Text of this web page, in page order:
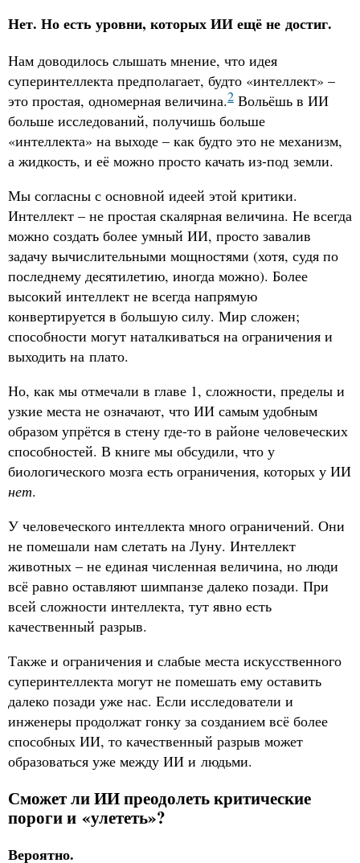
Нет. Но есть уровни, которых ИИ ещё не достиг.
Нам доводилось слышать мнение, что идея
суперинтеллекта предполагает, будто «интеллект» –
это простая, одномерная величина.2 Вольёшь в ИИ
больше исследований, получишь больше
«интеллекта» на выходе – как будто это не механизм,
а жидкость, и её можно просто качать из-под земли.
Мы согласны с основной идеей этой критики.
Интеллект – не простая скалярная величина. Не всегда
можно создать более умный ИИ, просто завалив
задачу вычислительными мощностями (хотя, судя по
последнему десятилетию, иногда можно). Более
высокий интеллект не всегда напрямую
конвертируется в большую силу. Мир сложен;
способности могут наталкиваться на ограничения и
выходить на плато.
Но, как мы отмечали в главе 1, сложности, пределы и
узкие места не означают, что ИИ самым удобным
образом упрётся в стену где-то в районе человеческих
способностей. В книге мы обсудили, что у
биологического мозга есть ограничения, которых у ИИ
нет.
У человеческого интеллекта много ограничений. Они
не помешали нам слетать на Луну. Интеллект
животных – не единая численная величина, но люди
всё равно оставляют шимпанзе далеко позади. При
всей сложности интеллекта, тут явно есть
качественный разрыв.
Также и ограничения и слабые места искусственного
суперинтеллекта могут не помешать ему оставить
далеко позади уже нас. Если исследователи и
инженеры продолжат гонку за созданием всё более
способных ИИ, то качественный разрыв может
образоваться уже между ИИ и людьми.
Сможет ли ИИ преодолеть критические
пороги и «улететь»?
Вероятно.